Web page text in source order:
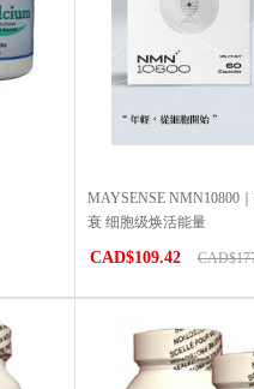
MAYSENSE NMN10800
衰 细胞级焕活能量
CAD$109.42